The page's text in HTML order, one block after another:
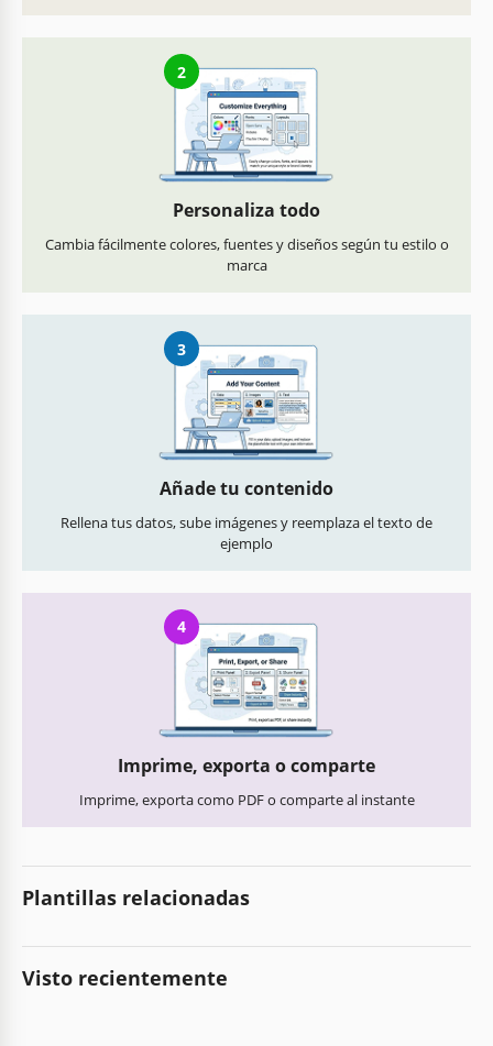
2
Personaliza todo
Cambia fácilmente colores, fuentes y diseños según tu estilo o
marca
3
Añade tu contenido
Rellena tus datos, sube imágenes y reemplaza el texto de
ejemplo
4
Imprime, exporta o comparte
Imprime, exporta como PDF o comparte al instante
Plantillas relacionadas
Visto recientemente